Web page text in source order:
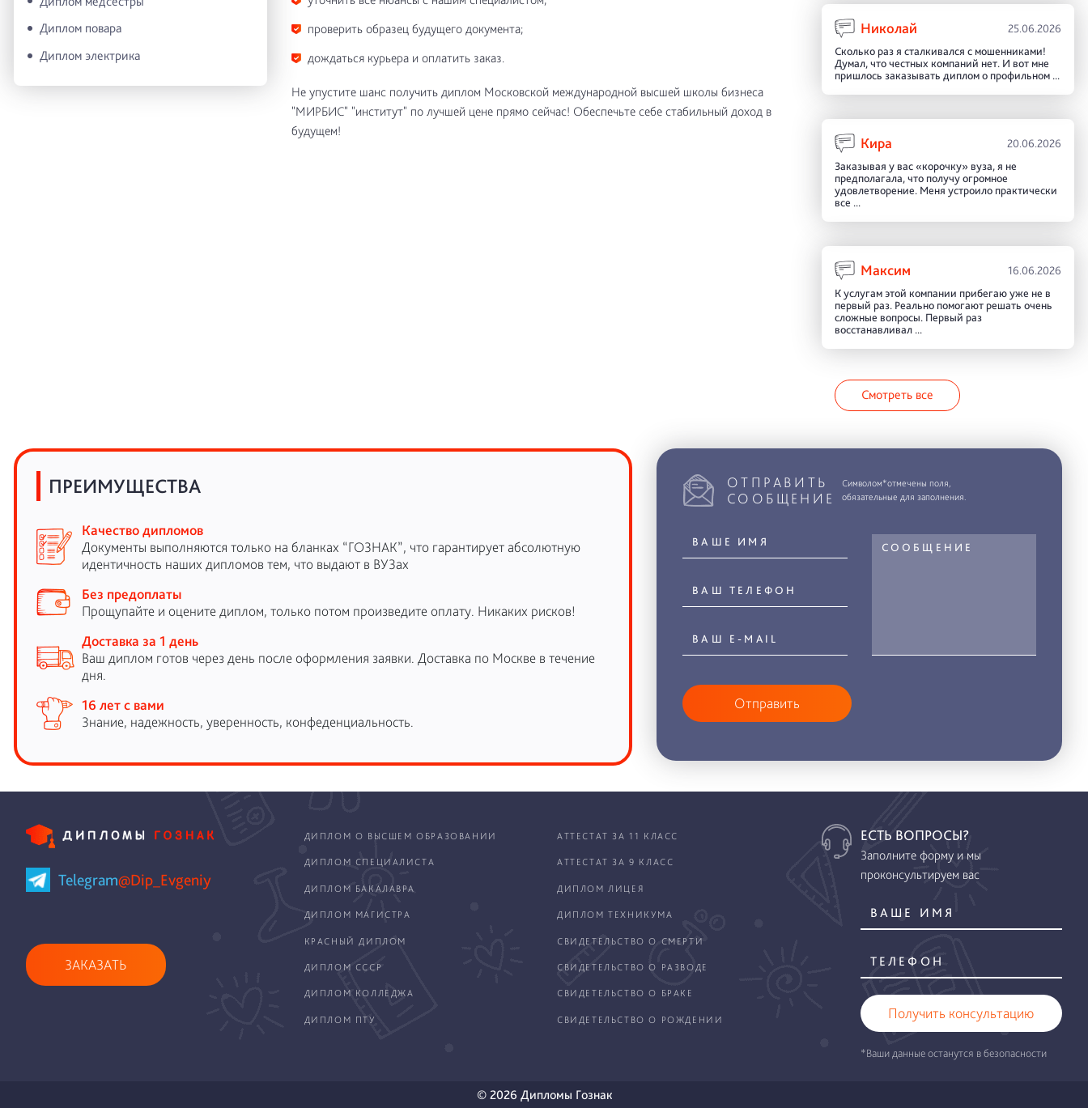
Диплом повара
Диплом электрика
проверить образец будущего документа;
дождаться курьера и оплатить заказ.
Не упустите шанс получить диплом Московской международной высшей школы бизнеса
"МИРБИС" "институт" по лучшей цене прямо сейчас! Обеспечьте себе стабильный доход в
будущем!
Николай 25.06.2026
Сколько раз я сталкивался с мошенниками!
Думал, что честных компаний нет. И вот мне
пришлось заказывать диплом о профильном ...
Кира 20.06.2026
Заказывая у вас «корочку» вуза, я не
предполагала, что получу огромное
удовлетворение. Меня устроило практически
все ...
Максим 16.06.2026
К услугам этой компании прибегаю уже не в
первый раз. Реально помогают решать очень
сложные вопросы. Первый раз
восстанавливал ...
Смотреть все
ПРЕИМУЩЕСТВА
Качество дипломов
Документы выполняются только на бланках “ГОЗНАК”, что гарантирует абсолютную
идентичность наших дипломов тем, что выдают в ВУЗах
Без предоплаты
Прощупайте и оцените диплом, только потом произведите оплату. Никаких рисков!
Доставка за 1 день
Ваш диплом готов через день после оформления заявки. Доставка по Москве в течение
дня.
16 лет с вами
Знание, надежность, уверенность, конфеденциальность.
ОТПРАВИТЬ
СООБЩЕНИЕ
Символом*отмечены поля,
обязательные для заполнения.
Отправить
Telegram@Dip_Evgeniy
ЗАКАЗАТЬ
ДИПЛОМ О ВЫСШЕМ ОБРАЗОВАНИИ АТТЕСТАТ ЗА 11 КЛАСС
ДИПЛОМ СПЕЦИАЛИСТА АТТЕСТАТ ЗА 9 КЛАСС
ДИПЛОМ БАКАЛАВРА ДИПЛОМ ЛИЦЕЯ
ДИПЛОМ МАГИСТРА ДИПЛОМ ТЕХНИКУМА
КРАСНЫЙ ДИПЛОМ СВИДЕТЕЛЬСТВО О СМЕРТИ
ДИПЛОМ СССР СВИДЕТЕЛЬСТВО О РАЗВОДЕ
ДИПЛОМ КОЛЛЕДЖА СВИДЕТЕЛЬСТВО О БРАКЕ
ДИПЛОМ ПТУ СВИДЕТЕЛЬСТВО О РОЖДЕНИИ
ЕСТЬ ВОПРОСЫ?
Заполните форму и мы
проконсультируем вас
Получить консультацию
*Ваши данные останутся в безопасности
© 2026 Дипломы Гознак